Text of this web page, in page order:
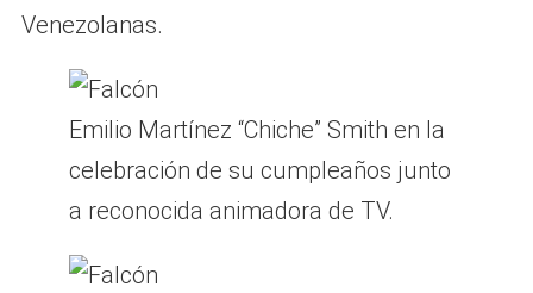
Venezolanas.
Emilio Martínez “Chiche” Smith en la
celebración de su cumpleaños junto
a reconocida animadora de TV.